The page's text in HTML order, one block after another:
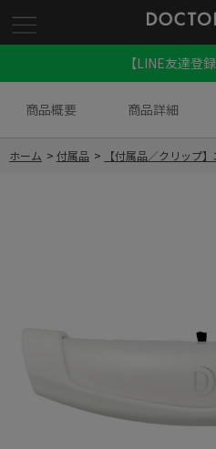
【LINE友達登
商品概要 商品詳細
ホーム > 付属品 > 【付属品／クリップ